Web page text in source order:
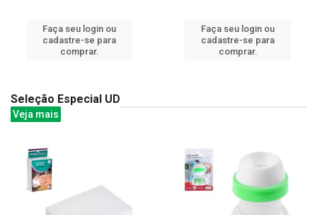
Faça seu login ou
cadastre-se para
comprar.
Faça seu login ou
cadastre-se para
comprar.
Seleção Especial UD
Veja mais